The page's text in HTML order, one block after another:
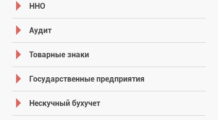
ННО
Аудит
Товарные знаки
Государственные предприятия
Нескучный бухучет